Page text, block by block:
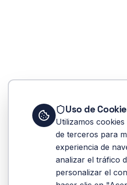
Uso de
Utilizamos
de terceros para
experiencia de
analizar el tráfico
personalizar el
404
Oops! Página no
Volver al